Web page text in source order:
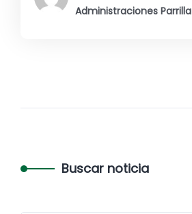
Administraciones Parrilla
Buscar noticia